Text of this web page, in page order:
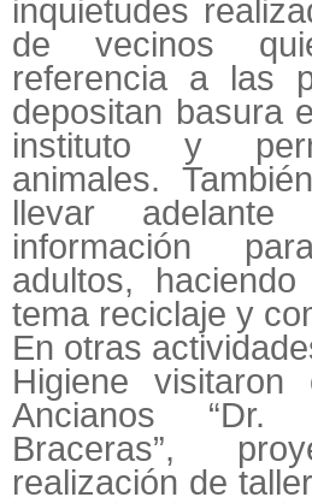
inquietudes
de vecinos
referencia a las
depositan basura
instituto y
animales.
llevar
información
adultos,
tema reciclaje y
En otras
Higiene
Ancianos “Dr.
Braceras”,
realización de